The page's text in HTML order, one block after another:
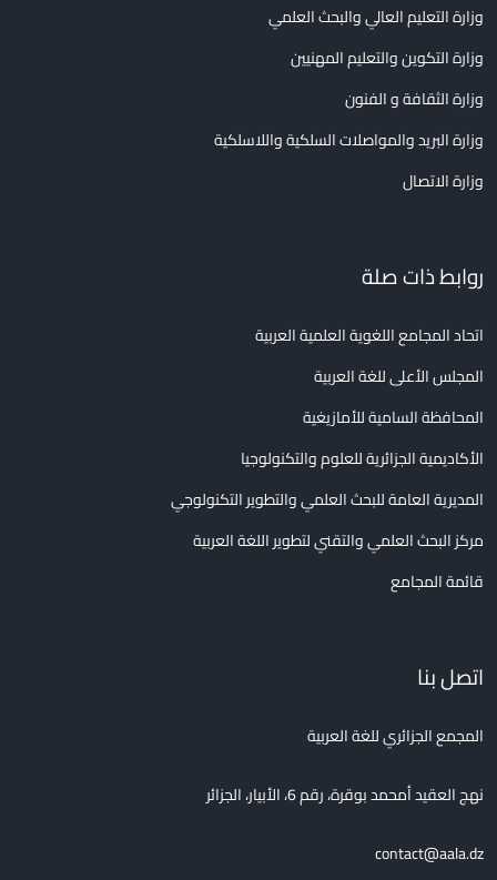
وزارة التعليم العالي والبحث العلمي
وزارة التكوين والتعليم المهنيين
وزارة الثقافة و الفنون
وزارة البريد والمواصلات السلكية واللاسلكية
وزارة الاتصال
روابط ذات صلة
اتحاد المجامع اللغوية العلمية العربية
المجلس الأعلى للغة العربية
المحافظة السامية للأمازيغية
الأكاديمية الجزائرية للعلوم والتكنولوجيا
المديرية العامة للبحث العلمي والتطوير التكنولوجي
مركز البحث العلمي والتقني لتطوير اللغة العربية
قائمة المجامع
اتصل بنا
المجمع الجزائري للغة العربية
نهج العقيد أمحمد بوقرة، رقم 6، الأبيار، الجزائر
contact@aala.dz